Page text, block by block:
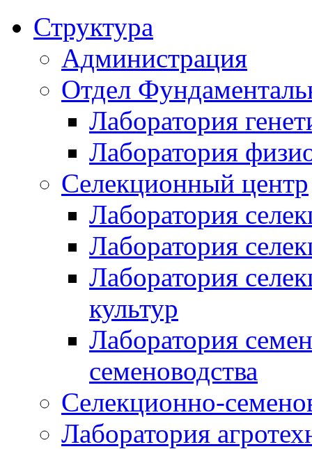
Структура
Администрация
Отдел
Лаборатория
Лаборатория
Селекционный центр
Лаборатория
Лаборатория
Лаборатория
культур
Лаборатория
семеноводства
Селекционно-
Лаборатория